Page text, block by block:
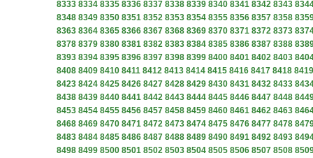
8333 8334 8335 8336 8337 8338 8339 8340 8341 8342 8343
8348 8349 8350 8351 8352 8353 8354 8355 8356 8357 8358
8363 8364 8365 8366 8367 8368 8369 8370 8371 8372 8373
8378 8379 8380 8381 8382 8383 8384 8385 8386 8387 8388
8393 8394 8395 8396 8397 8398 8399 8400 8401 8402 8403
8408 8409 8410 8411 8412 8413 8414 8415 8416 8417 8418 8419
8423 8424 8425 8426 8427 8428 8429 8430 8431 8432 8433
8438 8439 8440 8441 8442 8443 8444 8445 8446 8447 8448
8453 8454 8455 8456 8457 8458 8459 8460 8461 8462 8463
8468 8469 8470 8471 8472 8473 8474 8475 8476 8477 8478
8483 8484 8485 8486 8487 8488 8489 8490 8491 8492 8493
8498 8499 8500 8501 8502 8503 8504 8505 8506 8507 8508